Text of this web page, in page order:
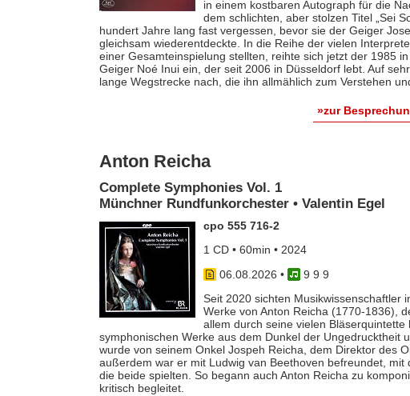
in einem kostbaren Autograph für die
dem schlichten, aber stolzen Titel „Sei
hundert Jahre lang fast vergessen, bevor sie der Geiger
gleichsam wiederentdeckte. In die Reihe der vielen
einer Gesamteinspielung stellten, reihte sich jetzt der 1985
Geiger Noé Inui ein, der seit 2006 in Düsseldorf lebt. Auf
lange Wegstrecke nach, die ihn allmählich zum Verstehen
»zur
Anton Reicha
Complete Symphonies Vol. 1
Münchner Rundfunkorchester • Valentin Egel
cpo 555 716-2
1 CD • 60min • 2024
06.08.2026 •
9 9 9
Seit 2020 sichten Musikwissenschaftler
Werke von Anton Reicha (1770-1836),
allem durch seine vielen
symphonischen Werke aus dem Dunkel der Ungedrucktheit
wurde von seinem Onkel Jospeh Reicha, dem Direktor des
außerdem war er mit Ludwig van Beethoven befreundet, mit
die beide spielten. So begann auch Anton Reicha zu
kritisch begleitet.